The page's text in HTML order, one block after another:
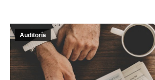
Auditoría